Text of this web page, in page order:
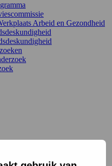
Arbeid en Gezondheid
van het AKC. De kennis
en verspreidt geeft